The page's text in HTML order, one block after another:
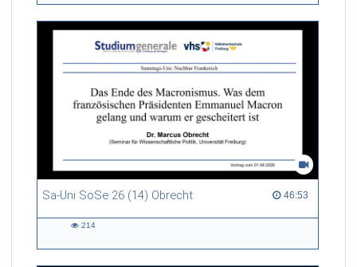
Sa-Uni SoSe 26 (14) Obrecht 46:53
46:53 duration
214